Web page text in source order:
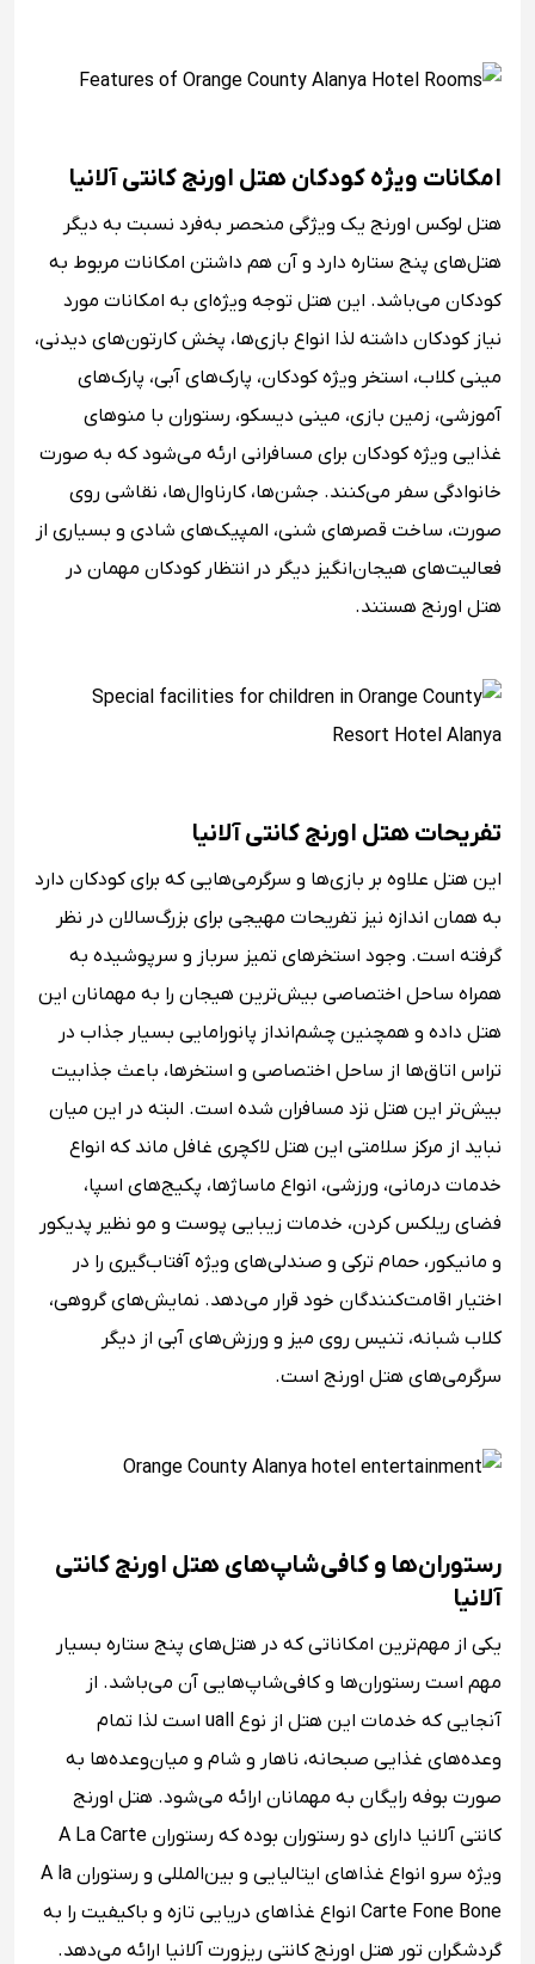
امکانات ویژه کودکان هتل اورنج کانتی آلانیا
هتل لوکس اورنج یک ویژگی منحصر به‌فرد نسبت به دیگر
هتل‌های پنج ستاره دارد و آن هم داشتن امکانات مربوط به
کودکان می‌باشد. این هتل توجه ویژه‌ای به امکانات مورد
نیاز کودکان داشته لذا انواع بازی‌ها، پخش کارتون‌های دیدنی،
مینی کلاب، استخر ویژه کودکان، پارک‌های آبی، پارک‌های
آموزشی، زمین بازی، مینی دیسکو، رستوران با منوهای
غذایی ویژه کودکان برای مسافرانی ارئه می‌شود که به صورت
خانوادگی سفر می‌کنند. جشن‌ها، کارناوال‌ها، نقاشی روی
صورت، ساخت قصرهای شنی، المپیک‌های شادی و بسیاری از
فعالیت‌های هیجان‌انگیز دیگر در انتظار کودکان مهمان در
هتل اورنج هستند.
تفریحات هتل اورنج کانتی آلانیا
این هتل علاوه بر بازی‌ها و سرگرمی‌هایی که برای کودکان دارد
به همان اندازه نیز تفریحات مهیجی برای بزرگ‌سالان در نظر
گرفته است. وجود استخرهای تمیز سرباز و سرپوشیده به
همراه ساحل اختصاصی بیش‌ترین هیجان را به مهمانان این
هتل داده و همچنین چشم‌انداز پانورامایی بسیار جذاب در
تراس اتاق‌ها از ساحل اختصاصی و استخرها، باعث جذابیت
بیش‌تر این هتل نزد مسافران شده است. البته در این میان
نباید از مرکز سلامتی این هتل لاکچری غافل ماند که انواع
خدمات درمانی، ورزشی، انواع ماساژها، پکیج‌های اسپا،
فضای ریلکس کردن، خدمات زیبایی پوست و مو نظیر پدیکور
و مانیکور، حمام ترکی و صندلی‌های ویژه آفتاب‌گیری را در
اختیار اقامت‌کنندگان خود قرار می‌دهد. نمایش‌های گروهی،
کلاب شبانه، تنیس روی میز و ورزش‌های آبی از دیگر
سرگرمی‌های هتل اورنج است.
رستوران‌ها و کافی‌شاپ‌های هتل اورنج کانتی
آلانیا
یکی از مهم‌ترین امکاناتی که در هتل‌های پنج ستاره بسیار
مهم است رستوران‌ها و کافی‌شاپ‌هایی آن می‌باشد. از
آنجایی که خدمات این هتل از نوع uall است لذا تمام
وعده‌های غذایی صبحانه، ناهار و شام و میان‌وعده‌ها به
صورت بوفه رایگان به مهمانان ارائه می‌شود. هتل اورنج
کانتی آلانیا دارای دو رستوران بوده که رستوران A La Carte
ویژه سرو انواع غذاهای ایتالیایی و بین‌المللی و رستوران A la
Carte Fone Bone انواع غذاهای دریایی تازه و باکیفیت را به
گردشگران تور هتل اورنج کانتی ریزورت آلانیا ارائه می‌دهد.